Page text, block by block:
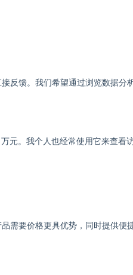
反馈。我们希望通过浏览数据分
。我个人也经常使用它来查看
需要价格更具优势，同时提供便